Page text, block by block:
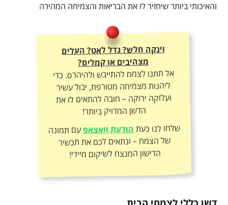
והאיכותי ביותר שיחזיר לו את הבריאות והצמיחה המהירה
וינקה חלש? גדל לאט? העלים
מצהיבים או קמלים?
אל תתנו לצמח להתייבש ולהיהרס. כדי
ליהנות מצמיחה מטורפת, יבול עשיר
ועלוקה ירוקה – חובה להתאים לו את
הדשן המדויק ביותר!
שלחו לנו כעתהודעת וואצאפעם תמונה
של הצמח – ונתאים לכם את תכשיר
הדישון המנצח לשיקום מיידי!